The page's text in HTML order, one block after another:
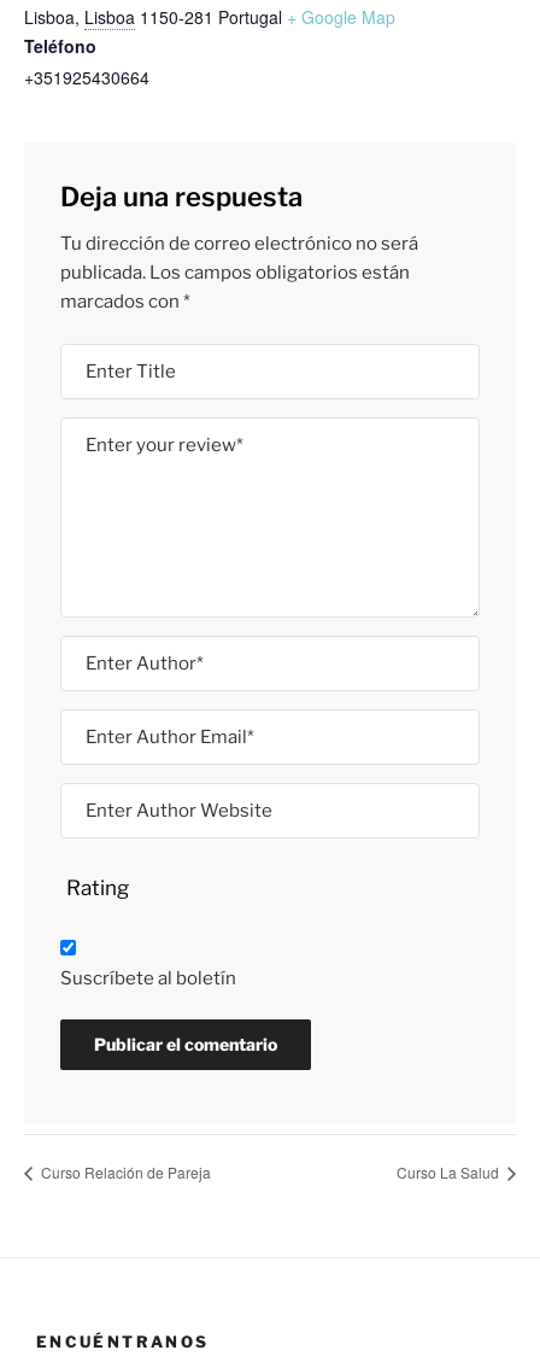
Lisboa, Lisboa 1150-281 Portugal + Google Map
Teléfono
+351925430664
Deja una respuesta
Tu dirección de correo electrónico no será
publicada. Los campos obligatorios están
marcados con *
Rating
Suscríbete al boletín
Curso Relación de Pareja Curso La Salud
ENCUÉNTRANOS